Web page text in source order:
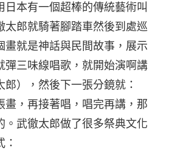
日本有一個超棒的傳統藝術叫
太郎就騎著腳踏車然後到處巡
畫就是神話與民間故事，展示
彈三味線唱歌，就開始演啊講
），然後下一張分鏡就：
畫，再接著唱，唱完再講，那
。武徹太郎做了很多祭典文化